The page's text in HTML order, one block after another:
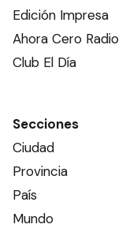
Edición Impresa
Ahora Cero Radio
Club El Día
Secciones
Ciudad
Provincia
País
Mundo